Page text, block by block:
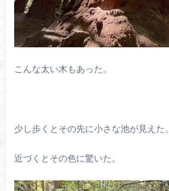
こんな太い木もあった。
少し歩くとその先に小さな池が見えた。
近づくとその色に驚いた。